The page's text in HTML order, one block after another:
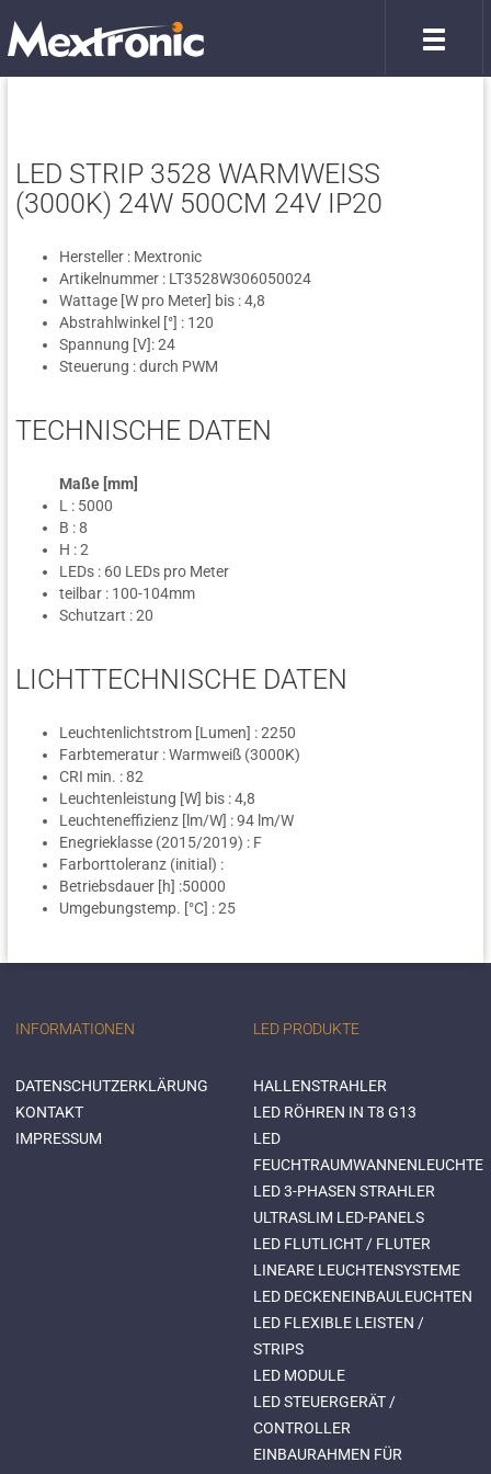
LED STRIP 3528 WARMWEISS (
3000K) 24W 500CM 24V IP20
Hersteller : Mextronic
Artikelnummer : LT3528W306050024
Wattage [W pro Meter] bis : 4,8
Abstrahlwinkel [°] : 120
Spannung [V]: 24
Steuerung : durch PWM
TECHNISCHE DATEN
Maße [mm]
L : 5000
B : 8
H : 2
LEDs : 60 LEDs pro Meter
teilbar : 100-104mm
Schutzart : 20
LICHTTECHNISCHE DATEN
Leuchtenlichtstrom [Lumen] : 2250
Farbtemeratur : Warmweiß (3000K)
CRI min. : 82
Leuchtenleistung [W] bis : 4,8
Leuchteneffizienz [lm/W] : 94 lm/W
Enegrieklasse (2015/2019) : F
Farborttoleranz (initial) :
Betriebsdauer [h] :50000
Umgebungstemp. [°C] : 25
INFORMATIONEN
DATENSCHUTZERKLÄRUNG
KONTAKT
IMPRESSUM
LED PRODUKTE
HALLENSTRAHLER
LED RÖHREN IN T8 G13
LED
FEUCHTRAUMWANNENLEUCHTE
LED 3-PHASEN STRAHLER
ULTRASLIM LED-PANELS
LED FLUTLICHT / FLUTER
LINEARE LEUCHTENSYSTEME
LED DECKENEINBAULEUCHTEN
LED FLEXIBLE LEISTEN /
STRIPS
LED MODULE
LED STEUERGERÄT /
CONTROLLER
EINBAURAHMEN FÜR